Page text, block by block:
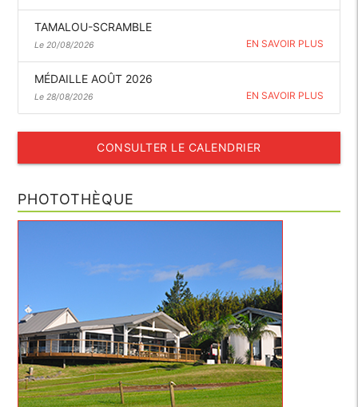
TAMALOU-SCRAMBLE
Le 20/08/2026 EN SAVOIR PLUS
MÉDAILLE AOÛT 2026
Le 28/08/2026 EN SAVOIR PLUS
CONSULTER LE CALENDRIER
PHOTOTHÈQUE